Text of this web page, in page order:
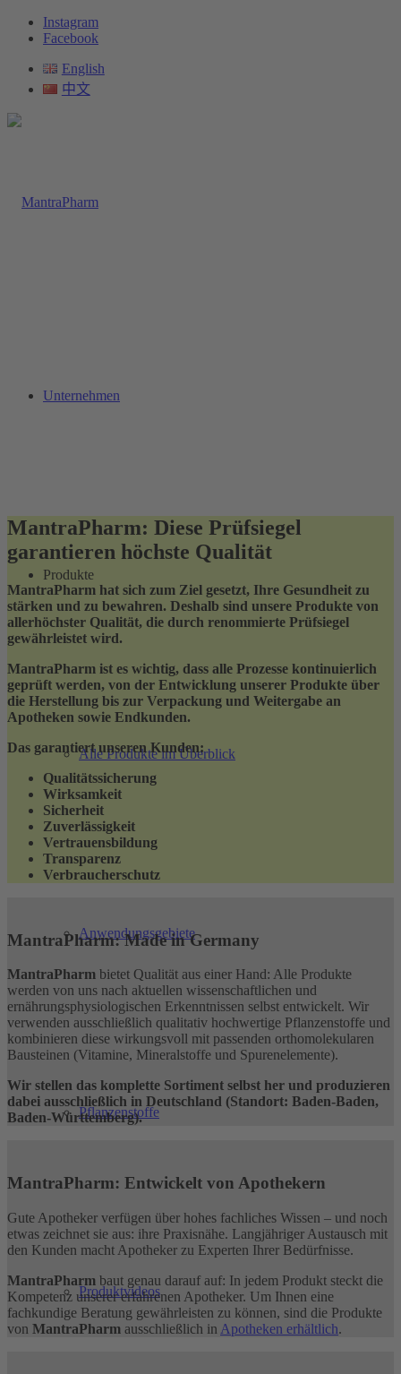
Instagram
Facebook
English
中文
Unternehmen
Produkte
Alle Produkte im Überblick
Anwendungsgebiete
Pflanzenstoffe
Produktvideos
MantraPharm: Diese Prüfsiegel
garantieren höchste Qualität
MantraPharm hat sich zum Ziel gesetzt, Ihre Gesundheit zu
stärken und zu bewahren. Deshalb sind unsere Produkte von
allerhöchster Qualität, die durch renommierte Prüfsiegel
gewährleistet wird.
MantraPharm ist es wichtig, dass alle Prozesse kontinuierlich
geprüft werden, von der Entwicklung unserer Produkte über
die Herstellung bis zur Verpackung und Weitergabe an
Apotheken sowie Endkunden.
Das garantiert unseren Kunden:
Qualitätssicherung
Wirksamkeit
Sicherheit
Zuverlässigkeit
Vertrauensbildung
Transparenz
Verbraucherschutz
MantraPharm: Made in Germany
MantraPharm bietet Qualität aus einer Hand: Alle Produkte
werden von uns nach aktuellen wissenschaftlichen und
ernährungsphysiologischen Erkenntnissen selbst entwickelt. Wir
verwenden ausschließlich qualitativ hochwertige Pflanzenstoffe und
kombinieren diese wirkungsvoll mit passenden orthomolekularen
Bausteinen (Vitamine, Mineralstoffe und Spurenelemente).
Wir stellen das komplette Sortiment selbst her und produzieren
dabei ausschließlich in Deutschland (Standort: Baden-Baden,
Baden-Württemberg).
MantraPharm: Entwickelt von Apothekern
Gute Apotheker verfügen über hohes fachliches Wissen – und noch
etwas zeichnet sie aus: ihre Praxisnähe. Langjähriger Austausch mit
den Kunden macht Apotheker zu Experten Ihrer Bedürfnisse.
MantraPharm baut genau darauf auf: In jedem Produkt steckt die
Kompetenz unserer erfahrenen Apotheker. Um Ihnen eine
fachkundige Beratung gewährleisten zu können, sind die Produkte
von MantraPharm ausschließlich in Apotheken erhältlich.